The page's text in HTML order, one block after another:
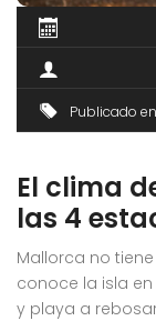
Publicado en
El clima
las 4
Mallorca no
conoce la isla
y playa a